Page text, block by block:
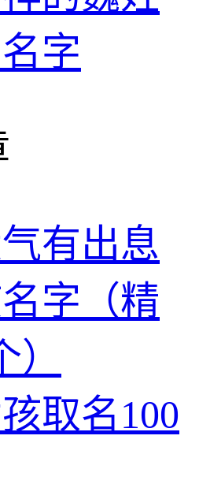
字
有出息
字（精
取名100